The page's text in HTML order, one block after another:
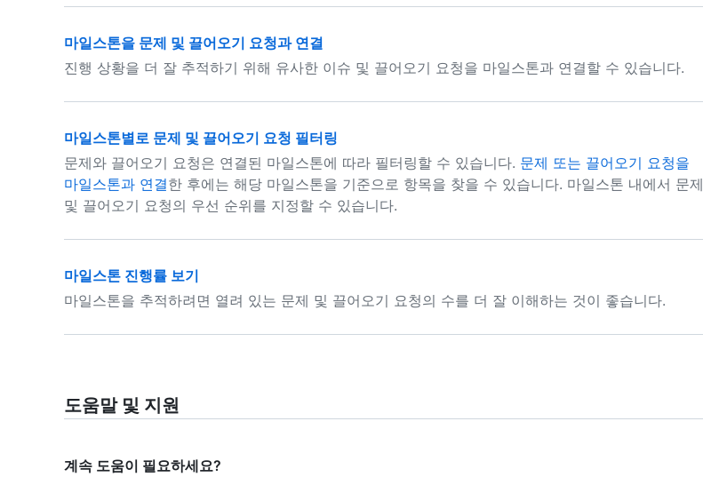
마일스톤을 문제 및 끌어오기 요청과 연결
진행 상황을 더 잘 추적하기 위해 유사한 이슈 및 끌어오기 요청을 마일스톤과 연결할 수 있습니다.
마일스톤별로 문제 및 끌어오기 요청 필터링
문제와 끌어오기 요청은 연결된 마일스톤에 따라 필터링할 수 있습니다. 문제 또는 끌어오기 요청을
마일스톤과 연결한 후에는 해당 마일스톤을 기준으로 항목을 찾을 수 있습니다. 마일스톤 내에서 문제
및 끌어오기 요청의 우선 순위를 지정할 수 있습니다.
마일스톤 진행률 보기
마일스톤을 추적하려면 열려 있는 문제 및 끌어오기 요청의 수를 더 잘 이해하는 것이 좋습니다.
도움말 및 지원
계속 도움이 필요하세요?